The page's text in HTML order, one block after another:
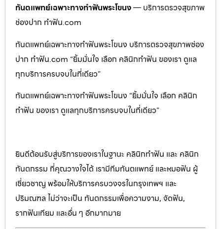
ทันตแพทย์เฉพาะทางทำฟันพระโขนง— บริการตรวจสุขภาพ
ช่องปาก ทำฟัน.com
ทันตแพทย์เฉพาะทางทำฟันพระโขนง บริการตรวจสุขภาพช่อง
ปาก ทำฟัน.com “ยิ้มมั่นใจ เลือก คลินิกทำฟัน ของเรา ดูแล
ทุกบริการครบจบในที่เดียว”
ทันตแพทย์เฉพาะทางทำฟันพระโขนง “ยิ้มมั่นใจ เลือก คลินิก
ทำฟัน ของเรา ดูแลทุกบริการครบจบในที่เดียว”
ยินดีต้อนรับสู่บริการของเราในฐานะ คลินิกทำฟัน และ คลินิก
ทันตกรรม ที่คุณวางใจได้ เรามีทีมทันตแพทย์ และหมอฟัน ผู้
เชี่ยวชาญ พร้อมให้บริการครบวงจรในกรุงเทพฯ และ
ปริมณฑล ไม่ว่าจะเป็น ทันตกรรมเพื่อความงาม, จัดฟัน,
รากฟันเทียม และอื่น ๆ อีกมากมาย